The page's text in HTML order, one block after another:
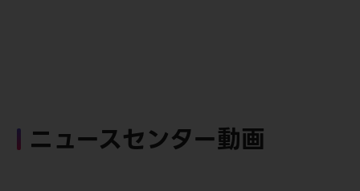
ニュースセンター動画